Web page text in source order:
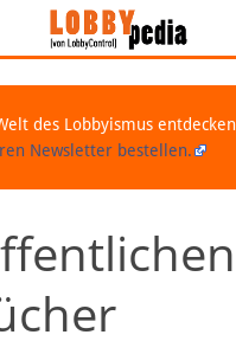
des Lobbyismus
Newsletter bestellen.